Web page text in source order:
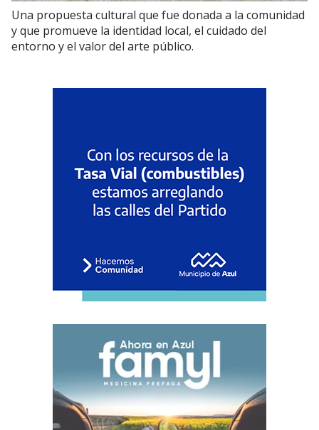
Una propuesta cultural que fue donada a la comunidad
y que promueve la identidad local, el cuidado del
entorno y el valor del arte público.